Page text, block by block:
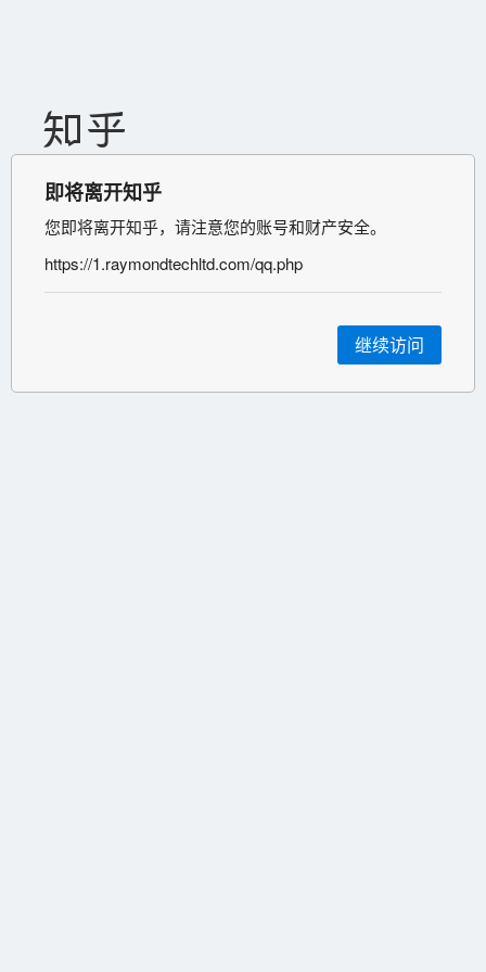
即将离开知乎
您即将离开知乎，请注意您的账号和财产安全。
https://1.raymondtechltd.com/qq.php
继续访问